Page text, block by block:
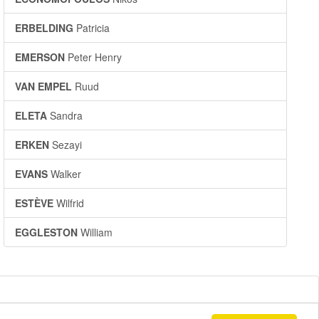
ERBELDING Patricia
EMERSON Peter Henry
VAN EMPEL Ruud
ELETA Sandra
ERKEN Sezayi
EVANS Walker
ESTÈVE Wilfrid
EGGLESTON William